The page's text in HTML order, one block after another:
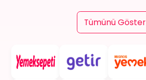
Tümünü Göster